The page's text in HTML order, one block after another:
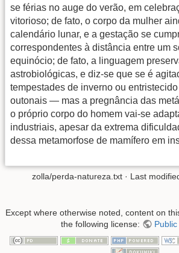
se férias no auge do verão, em
vitorioso; de fato, o corpo da mulher
calendário lunar, e a gestação se
correspondentes à distância entre um
equinócio; de fato, a linguagem
astrobiológicas, e diz-se que se é
tempestades de inverno ou
outonais — mas a pregnância das
o próprio corpo do homem vai-se
industriais, apesar da extrema
dessa metamorfose de mamífero em
zolla/perda-natureza.txt · Last
Except where otherwise noted, content on
the following license: